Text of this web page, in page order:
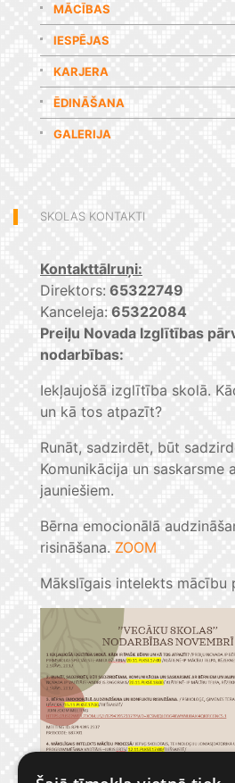
MĀCĪBAS
IESPĒJAS
KARJERA
ĒDINĀŠANA
GALERIJA
SKOLAS KONTAKTI
Kontakttālruņi:
Direktors: 65322749
Kanceleja: 65322084
Preiļu Novada Izglītības
nodarbības:
Iekļaujošā izglītība skolā.
un kā tos atpazīt?
Runāt, sadzirdēt, būt
Komunikācija un saskarsme
jauniešiem.
Bērna emocionālā
risināšana. ZOOM
Mākslīgais intelekts mācību